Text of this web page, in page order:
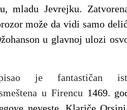
mladu Jevrejku.
može da vidi samo
u glavnoj ulozi
je fantastičan
u Firencu 1469.